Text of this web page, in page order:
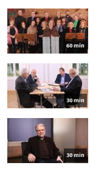
60 min
30 min
30 min